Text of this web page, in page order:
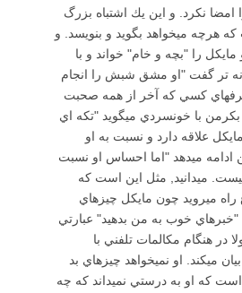
نكرد. و اين يك اشتباه بزرگ
كه هرچه ميخواهد بگويد و بنويسد. و
مايكل را "بچه و خام" خواند و با
تر گفت "او مشق شبش را انجام
كسي كه آخر از همه صحبت
با خونسردي ميگويد "تكه اي
علاقه دارد و نسبت به او
ميدهد "اما احساس او نسبت
ميدانيد, مثل اين است كه
ميرويد چون مايكل چيزهاي
خوب به من بدهيد" عبارتي
در هنگام مكالمات تلفني با
ميكند. او نميخواهد چيزهاي بد
كه او به درستي نميداند كه چه